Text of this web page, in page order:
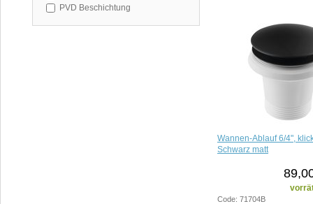
PVD Beschichtung
Wannen-Ablauf 6/4",
Schwarz matt
Code: 71704B